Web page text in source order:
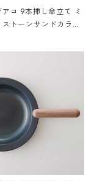
コ 9本挿し傘立て ミ
トーンサンドカラー
Umbrella Stand CUB
ンドブラック